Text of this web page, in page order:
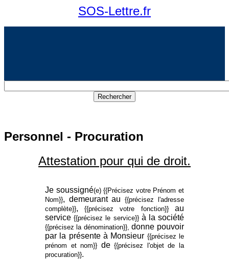
SOS-Lettre.fr
Personnel - Procuration
Attestation pour qui de droit.
Je soussigné(e) {{Précisez votre Prénom et
Nom}}, demeurant au{{précisez l'adresse
complète}},{{précisez votre fonction}}au
service{{précisez le service}}à la société
{{précisez la dénomination}},donne pouvoir
par la présente à Monsieur {{précisez le
prénom et nom}} de{{précisez l'objet de la
procuration}}.